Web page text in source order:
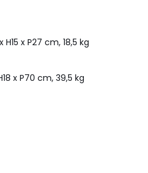
H15 x P27 cm, 18,5 kg
x P70 cm, 39,5 kg